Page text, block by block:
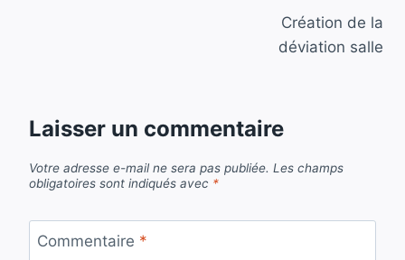
Création de la
déviation salle
Laisser un commentaire
Votre adresse e-mail ne sera pas publiée. Les champs
obligatoires sont indiqués avec *
Commentaire *